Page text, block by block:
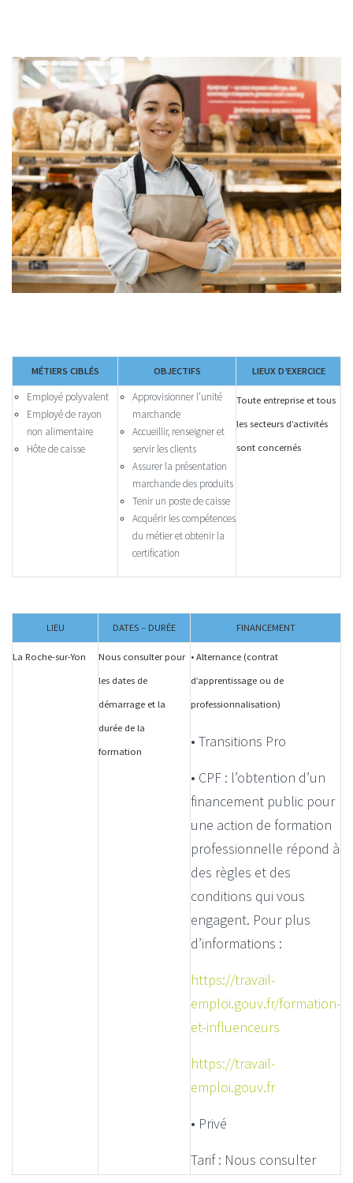
MÉTIERS CIBLÉS OBJECTIFS LIEUX D’EXERCICE
Employé polyvalent
Employé de rayon
non alimentaire
Hôte de caisse
Approvisionner l’unité
marchande
Accueillir, renseigner et
servir les clients
Assurer la présentation
marchande des produits
Tenir un poste de caisse
Acquérir les compétences
du métier et obtenir la
certification
Toute entreprise et tous
les secteurs d’activités
sont concernés
LIEU DATES – DURÉE FINANCEMENT
La Roche-sur-Yon
Nous consulter pour
les dates de
démarrage et la
durée de la
formation
• Alternance (contrat
d’apprentissage ou de
professionnalisation)
• Transitions Pro
• CPF : l’obtention d’un
financement public pour
une action de formation
professionnelle répond à
des règles et des
conditions qui vous
engagent. Pour plus
d’informations :
https://travail-
emploi.gouv.fr/formation-
et-influenceurs
https://travail-
emploi.gouv.fr
• Privé
Tarif : Nous consulter